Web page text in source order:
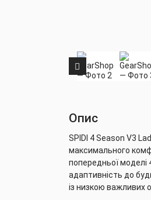
Опис
SPIDI 4 Season V3
максимального
попередньої моделі
адаптивність до
із низкою важливих